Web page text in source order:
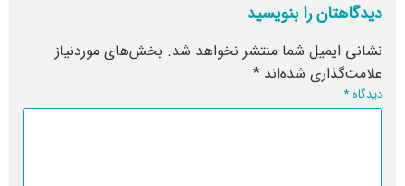
دیدگاهتان را بنویسید
نشانی ایمیل شما منتشر نخواهد شد. بخش‌های موردنیاز
علامت‌گذاری شده‌اند *
دیدگاه*